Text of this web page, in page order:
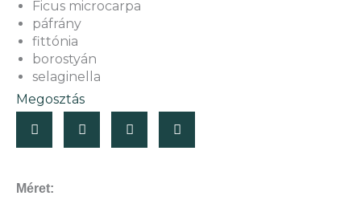
Méret:
Ficus microcarpa
páfrány
fittónia
borostyán
selaginella
Megosztás